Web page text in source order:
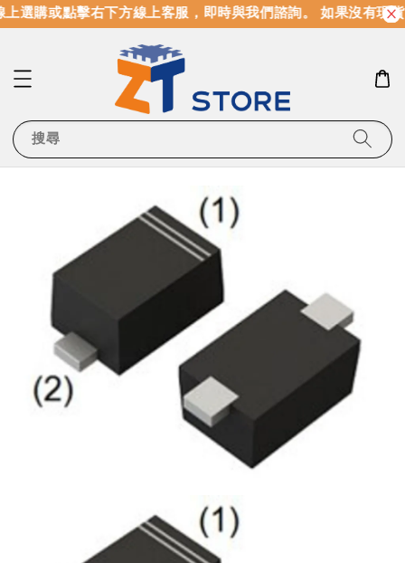
選購或點擊右下方線上客服，即時與我們諮詢。 如果沒有現
搜尋